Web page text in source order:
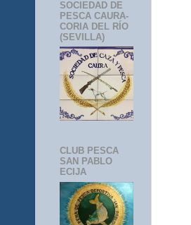
SOCIEDAD DE
PESCA CAURA-
CORIA DEL RÍO
(SEVILLA)
CLUB PESCA
SAN PABLO
ECIJA